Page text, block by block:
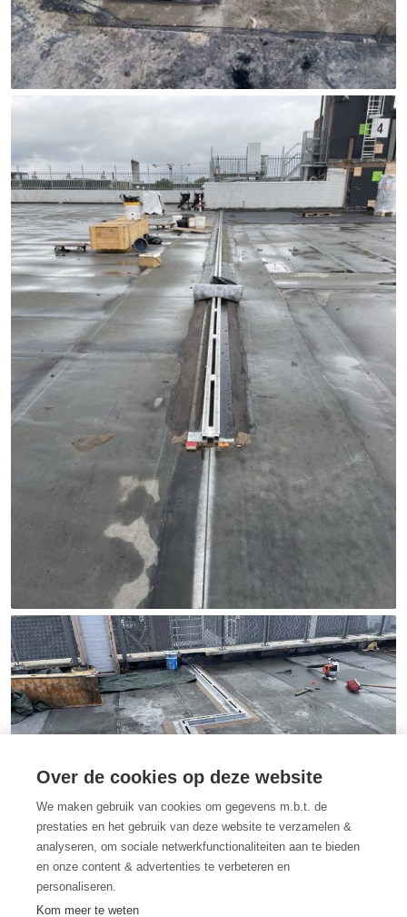
Over de cookies op deze website
We maken gebruik van cookies om gegevens m.b.t. de
prestaties en het gebruik van deze website te verzamelen &
analyseren, om sociale netwerkfunctionaliteiten aan te bieden
en onze content & advertenties te verbeteren en
personaliseren.
Kom meer te weten